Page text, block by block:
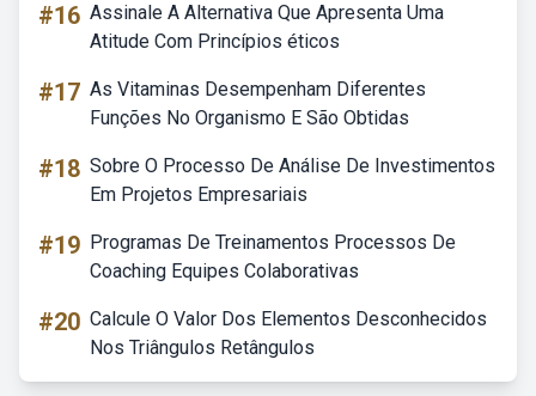
#16 Assinale A Alternativa Que Apresenta Uma
Atitude Com Princípios éticos
#17 As Vitaminas Desempenham Diferentes
Funções No Organismo E São Obtidas
#18 Sobre O Processo De Análise De Investimentos
Em Projetos Empresariais
#19 Programas De Treinamentos Processos De
Coaching Equipes Colaborativas
#20 Calcule O Valor Dos Elementos Desconhecidos
Nos Triângulos Retângulos